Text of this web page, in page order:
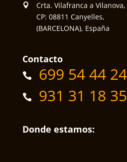
Crta. Vilafranca a Vilanova,
CP: 08811 Canyelles,
(BARCELONA), España
Contacto
699 54 44 24
931 31 18 35
Donde estamos: